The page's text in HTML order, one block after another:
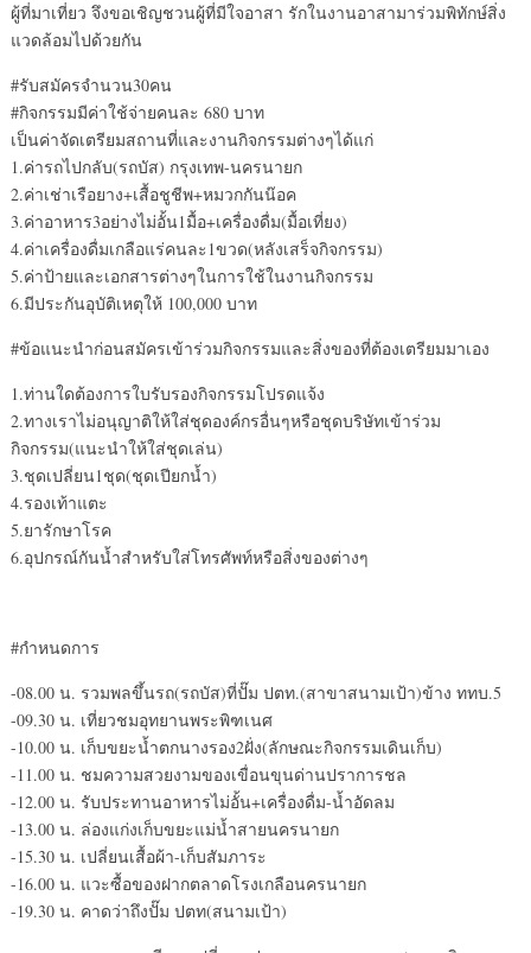
ผู้ที่มาเที่ยว จึงขอเชิญชวนผู้ที่มีใจอาสา รักในงานอาสามาร่วมพิทักษ์สิ่ง
แวดล้อมไปด้วยกัน
#รับสมัครจำนวน30คน
#กิจกรรมมีค่าใช้จ่ายคนละ 680 บาท
เป็นค่าจัดเตรียมสถานที่และงานกิจกรรมต่างๆได้แก่
1.ค่ารถไปกลับ(รถบัส) กรุงเทพ-นครนายก
2.ค่าเช่าเรือยาง+เสื้อชูชีพ+หมวกกันน๊อค
3.ค่าอาหาร3อย่างไม่อั้น1มื้อ+เครื่องดื่ม(มื้อเที่ยง)
4.ค่าเครื่องดื่มเกลือแร่คนละ1ขวด(หลังเสร็จกิจกรรม)
5.ค่าป้ายและเอกสารต่างๆในการใช้ในงานกิจกรรม
6.มีประกันอุบัติเหตุให้ 100,000 บาท
#ข้อแนะนำก่อนสมัครเข้าร่วมกิจกรรมและสิ่งของที่ต้องเตรียมมาเอง
1.ท่านใดต้องการใบรับรองกิจกรรมโปรดแจ้ง
2.ทางเราไม่อนุญาติให้ใส่ชุดองค์กรอื่นๆหรือชุดบริษัทเข้าร่วม
กิจกรรม(แนะนำให้ใส่ชุดเล่น)
3.ชุดเปลี่ยน1ชุด(ชุดเปียกน้ำ)
4.รองเท้าแตะ
5.ยารักษาโรค
6.อุปกรณ์กันน้ำสำหรับใส่โทรศัพท์หรือสิ่งของต่างๆ
#กำหนดการ
-08.00 น. รวมพลขึ้นรถ(รถบัส)ที่ปั๊ม ปตท.(สาขาสนามเป้า)ข้าง ททบ.5
-09.30 น. เที่ยวชมอุทยานพระพิฑเนศ
-10.00 น. เก็บขยะน้ำตกนางรอง2ฝั่ง(ลักษณะกิจกรรมเดินเก็บ)
-11.00 น. ชมความสวยงามของเขื่อนขุนด่านปราการชล
-12.00 น. รับประทานอาหารไม่อั้น+เครื่องดื่ม-น้ำอัดลม
-13.00 น. ล่องแก่งเก็บขยะแม่น้ำสายนครนายก
-15.30 น. เปลี่ยนเสื้อผ้า-เก็บสัมภาระ
-16.00 น. แวะซื้อของฝากตลาดโรงเกลือนครนายก
-19.30 น. คาดว่าถึงปั๊ม ปตท(สนามเป้า)